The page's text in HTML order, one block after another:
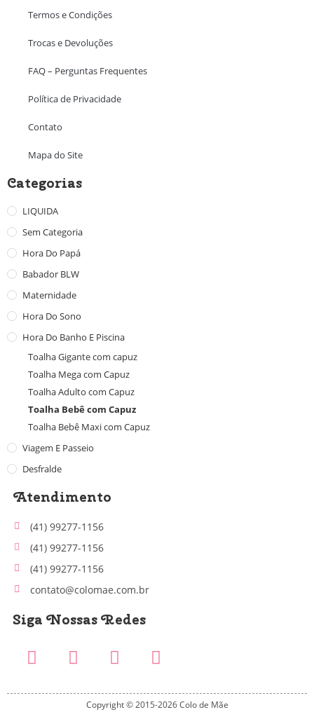
Termos e Condições
Trocas e Devoluções
FAQ – Perguntas Frequentes
Política de Privacidade
Contato
Mapa do Site
Categorias
LIQUIDA
Sem Categoria
Hora Do Papá
Babador BLW
Maternidade
Hora Do Sono
Hora Do Banho E Piscina
Toalha Gigante com capuz
Toalha Mega com Capuz
Toalha Adulto com Capuz
Toalha Bebê com Capuz
Toalha Bebê Maxi com Capuz
Viagem E Passeio
Desfralde
Atendimento
(41) 99277-1156
(41) 99277-1156
(41) 99277-1156
contato@colomae.com.br
Siga Nossas Redes
Copyright © 2015-2026 Colo de Mãe